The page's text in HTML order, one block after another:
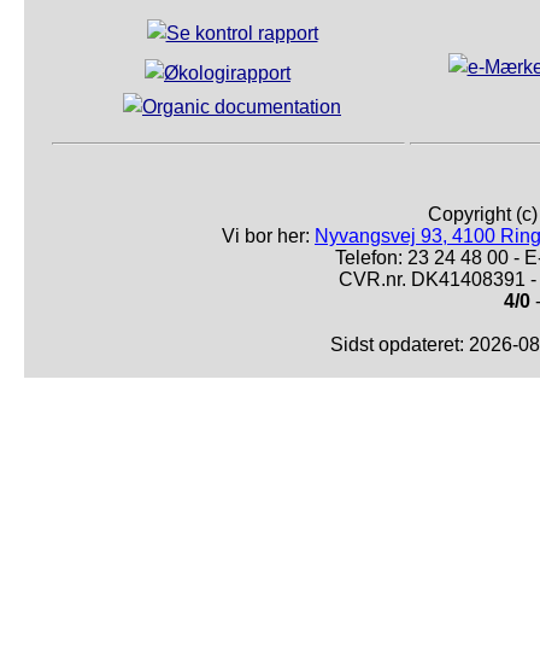
Copyright
Vi bor her: Nyvangsvej 93, 4100
Telefon: 23 24 48 00 -
CVR.nr. DK41408391
4/0
Sidst opdateret: 2026-